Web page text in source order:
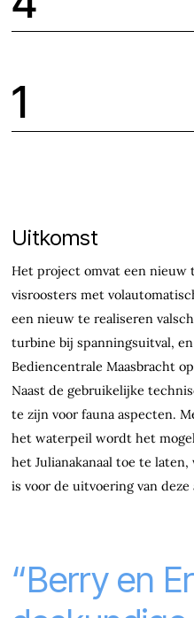
1
Uitkomst
Het project omvat een nieuw
visroosters met
een nieuw te realiseren
turbine bij spanningsuitval,
Bediencentrale Maasbracht
Naast de gebruikelijke
te zijn voor fauna aspecten.
het waterpeil wordt het
het Julianakanaal toe te
is voor de uitvoering van
“Berry en